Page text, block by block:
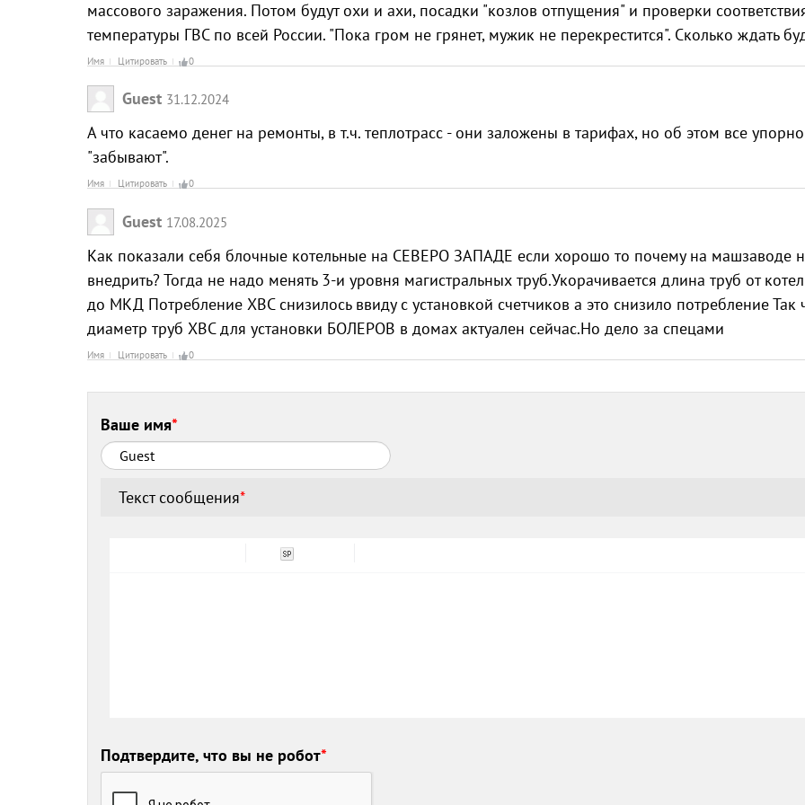
массового заражения. Потом будут охи и ахи, посадки "козлов отпущения" и проверки
температуры ГВС по всей России. "Пока гром не грянет, мужик не перекрестится". Сколько ждать
Имя Цитировать 0
Guest 31.12.2024
А что касаемо денег на ремонты, в т.ч. теплотрасс - они заложены в тарифах, но об этом все упорно
"забывают".
Имя Цитировать 0
Guest 17.08.2025
Как показали себя блочные котельные на СЕВЕРО ЗАПАДЕ если хорошо то почему на машзаводе
внедрить? Тогда не надо менять 3-и уровня магистральных труб.Укорачивается длина труб от
до МКД Потребление ХВС снизилось ввиду с установкой счетчиков а это снизило потребление Так
диаметр труб ХВС для установки БОЛЕРОВ в домах актуален сейчас.Но дело за спецами
Имя Цитировать 0
Ваше имя*
Текст сообщения*
Подтвердите, что вы не робот*